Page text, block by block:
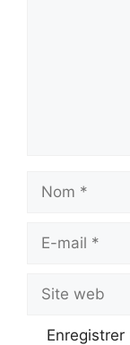
mail
web